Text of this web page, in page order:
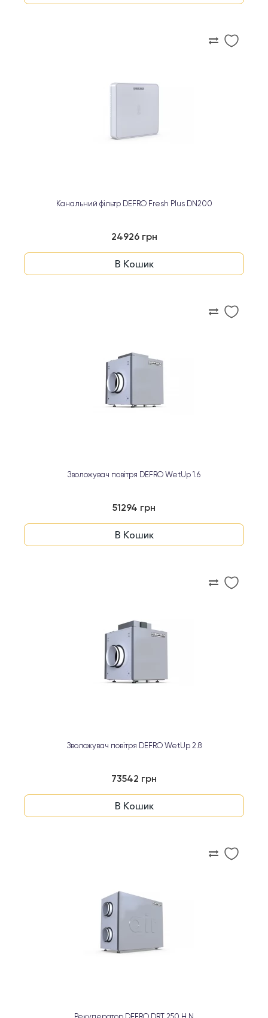
Канальний фільтр DEFRO Fresh Plus DN200
24926 грн
В Кошик
Зволожувач повітря DEFRO WetUp 1.6
51294 грн
В Кошик
Зволожувач повітря DEFRO WetUp 2.8
73542 грн
В Кошик